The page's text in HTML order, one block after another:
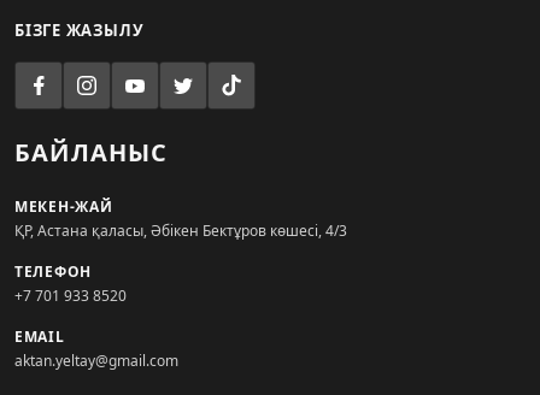
БІЗГЕ ЖАЗЫЛУ
БАЙЛАНЫС
МЕКЕН-ЖАЙ
ҚР, Астана қаласы, Әбікен Бектұров көшесі, 4/3
ТЕЛЕФОН
+7 701 933 8520
EMAIL
aktan.yeltay@gmail.com